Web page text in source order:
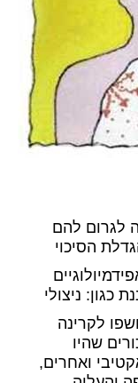
לגרום להם
הסיכוי
כגון: ניצולי
לקרינה
שהיו
ואחרים,